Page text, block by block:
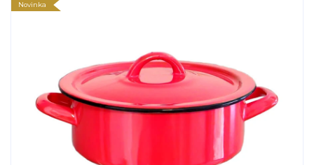
Novinka